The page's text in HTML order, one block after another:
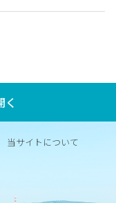
く
当サイトについて